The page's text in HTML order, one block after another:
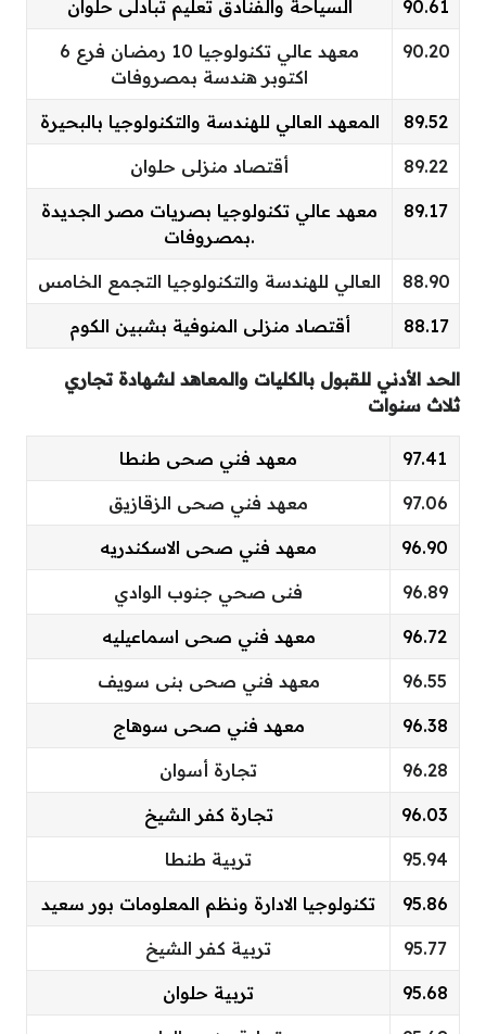
السياحة والفنادق تعليم تبادلى حلوان 90.61
معهد عالي تكنولوجيا 10 رمضان فرع 6
اكتوبر هندسة بمصروفات
90.20
المعهد العالي للهندسة والتكنولوجيا بالبحيرة 89.52
أقتصاد منزلى حلوان 89.22
معهد عالي تكنولوجيا بصريات مصر الجديدة
بمصروفات.
89.17
العالي للهندسة والتكنولوجيا التجمع الخامس 88.90
أقتصاد منزلى المنوفية بشبين الكوم 88.17
الحد الأدني للقبول بالكليات والمعاهد لشهادة تجاري
ثلاث سنوات
معهد فني صحى طنطا 97.41
معهد فني صحى الزقازيق 97.06
معهد فني صحى الاسكندريه 96.90
فنى صحي جنوب الوادي 96.89
معهد فني صحى اسماعيليه 96.72
معهد فني صحى بنى سويف 96.55
معهد فني صحى سوهاج 96.38
تجارة أسوان 96.28
تجارة كفر الشيخ 96.03
تربية طنطا 95.94
تكنولوجيا الادارة ونظم المعلومات بور سعيد 95.86
تربية كفر الشيخ 95.77
تربية حلوان 95.68